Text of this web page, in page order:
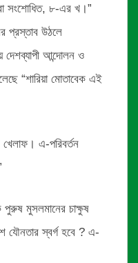
সংশোধিত, ৮-এর খ।”
প্রস্তাব উঠলে
দেশব্যাপী আন্দোলন ও
“শারিয়া মোতাবেক এই
খেলাফ। এ-পরিবর্তন
মুসলমানের চাক্ষুষ
যৌনতার স্বর্গ হবে ? এ-